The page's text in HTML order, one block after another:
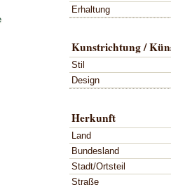
Erhaltung
Kunstrichtung /
Stil
Design
Herkunft
Land
Bundesland
Stadt/Ortsteil
Straße